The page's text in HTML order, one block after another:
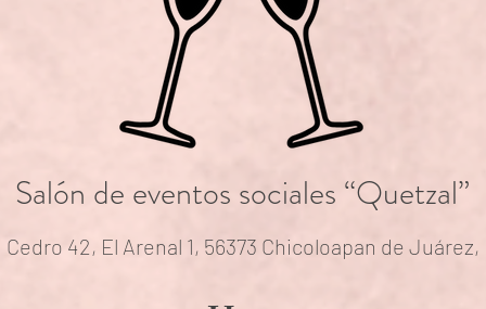
Salón de eventos sociales “Quetzal”
Cedro 42, El Arenal 1, 56373 Chicoloapan de Juárez,